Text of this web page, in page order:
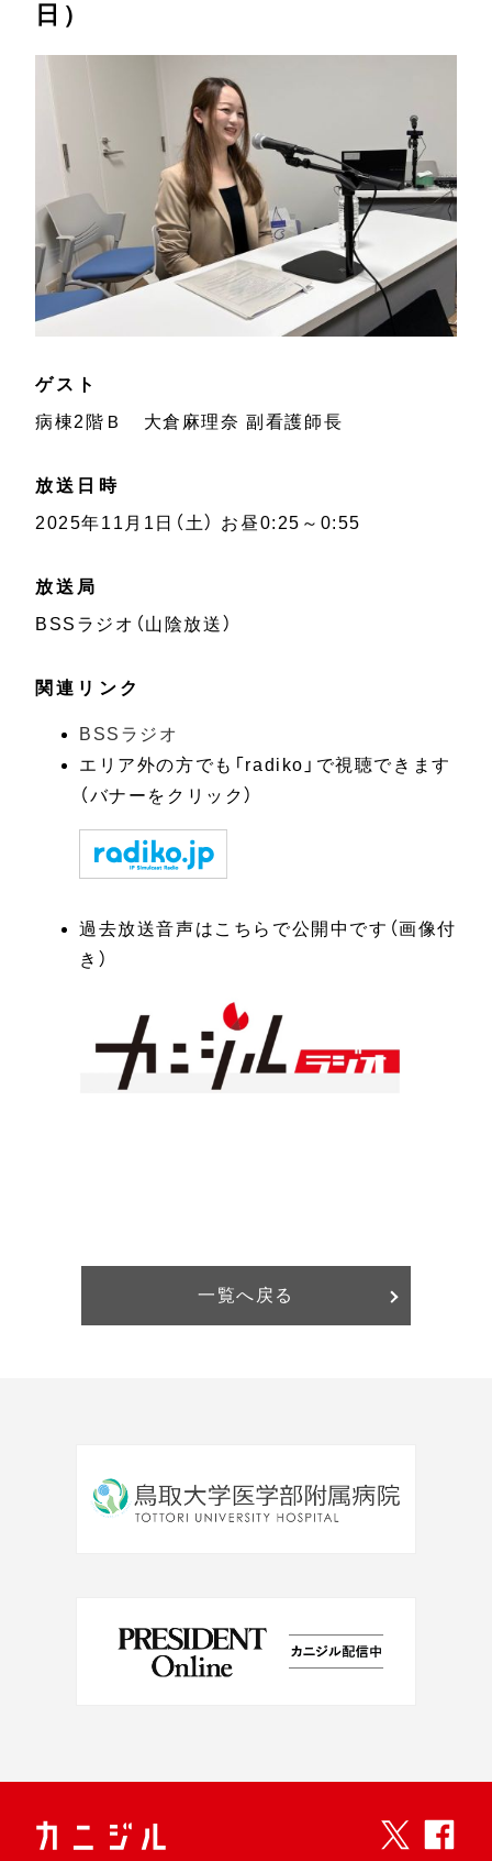
日）
ゲスト
病棟2 階Ｂ 大倉麻理奈 副看護師長
放送日時
2025年11月1日（土） お昼0:25～0:55
放送局
BSSラジオ（山陰放送）
関連リンク
BSSラジオ
エリア外の方でも「radiko」で視聴できます
（バナーをクリック）
過去放送音声はこちらで公開中です（画像付
き）
一覧へ戻る